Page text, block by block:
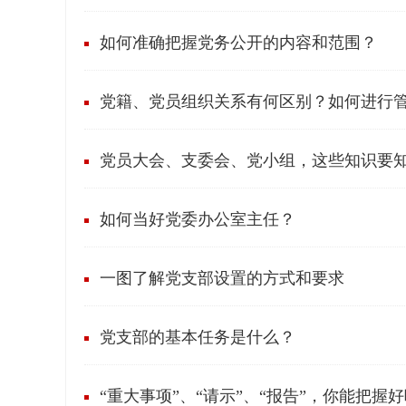
如何准确把握党务公开的内容和范围？
党籍、党员组织关系有何区别？如何进行
党员大会、支委会、党小组，这些知识要
如何当好党委办公室主任？
一图了解党支部设置的方式和要求
党支部的基本任务是什么？
“重大事项”、“请示”、“报告”，你能把握好